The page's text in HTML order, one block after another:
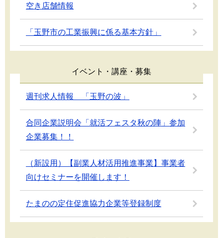
空き店舗情報
「玉野市の工業振興に係る基本方針」
イベント・講座・募集
週刊求人情報 「玉野の波」
合同企業説明会「就活フェスタ秋の陣」参加
企業募集！！
（新設用）【副業人材活用推進事業】事業者
向けセミナーを開催します！
たまのの定住促進協力企業等登録制度